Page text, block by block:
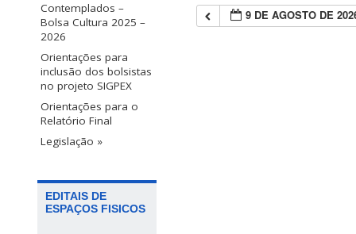
Contemplados –
Bolsa Cultura 2025 –
2026
Orientações para
inclusão dos bolsistas
no projeto SIGPEX
Orientações para o
Relatório Final
Legislação »
EDITAIS DE
ESPAÇOS FISICOS
9 DE AGOSTO DE